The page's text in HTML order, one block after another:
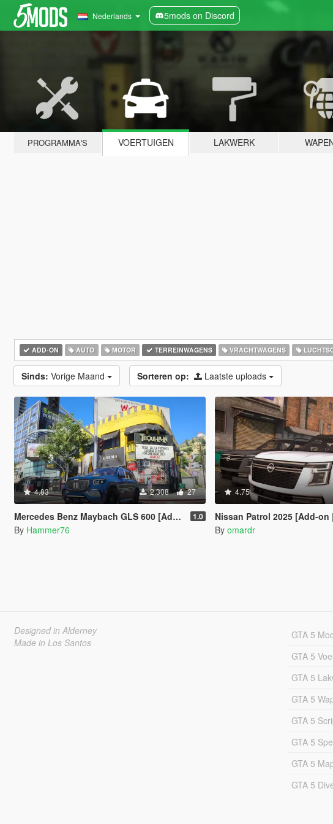
Nederlands 5mods on Discord
PROGRAMMA'S VOERTUIGEN LAKWERK
ADD-ON AUTO MOTOR TERREINWAGENS VRACHTWAGENS
Sinds: Vorige Maand Sorteren op: Laatste uploads
4.83 2.308 27
Mercedes Benz Maybach GLS 600 [Add-On | Legacy | Enhanced] 1.0
By Hammer76
4.75
Nissan Patrol 2025 [Add-on | FiveM |
By omardr
Designed in Alderney
Made in Los Santos
GTA 5
GTA 5
GTA 5
GTA 5
GTA 5
GTA 5
GTA 5
GTA 5